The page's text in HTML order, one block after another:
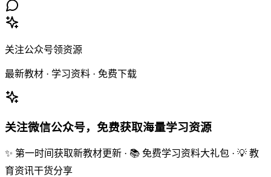
关注公众号领资源
最新教材 · 学习资料 · 免费下载
关注微信公众号，免费获取海量学习资源
✨ 第一时间获取新教材更新 · 📚 免费学习资料大礼包 · 💡 教
育资讯干货分享